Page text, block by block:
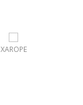
XAROPE